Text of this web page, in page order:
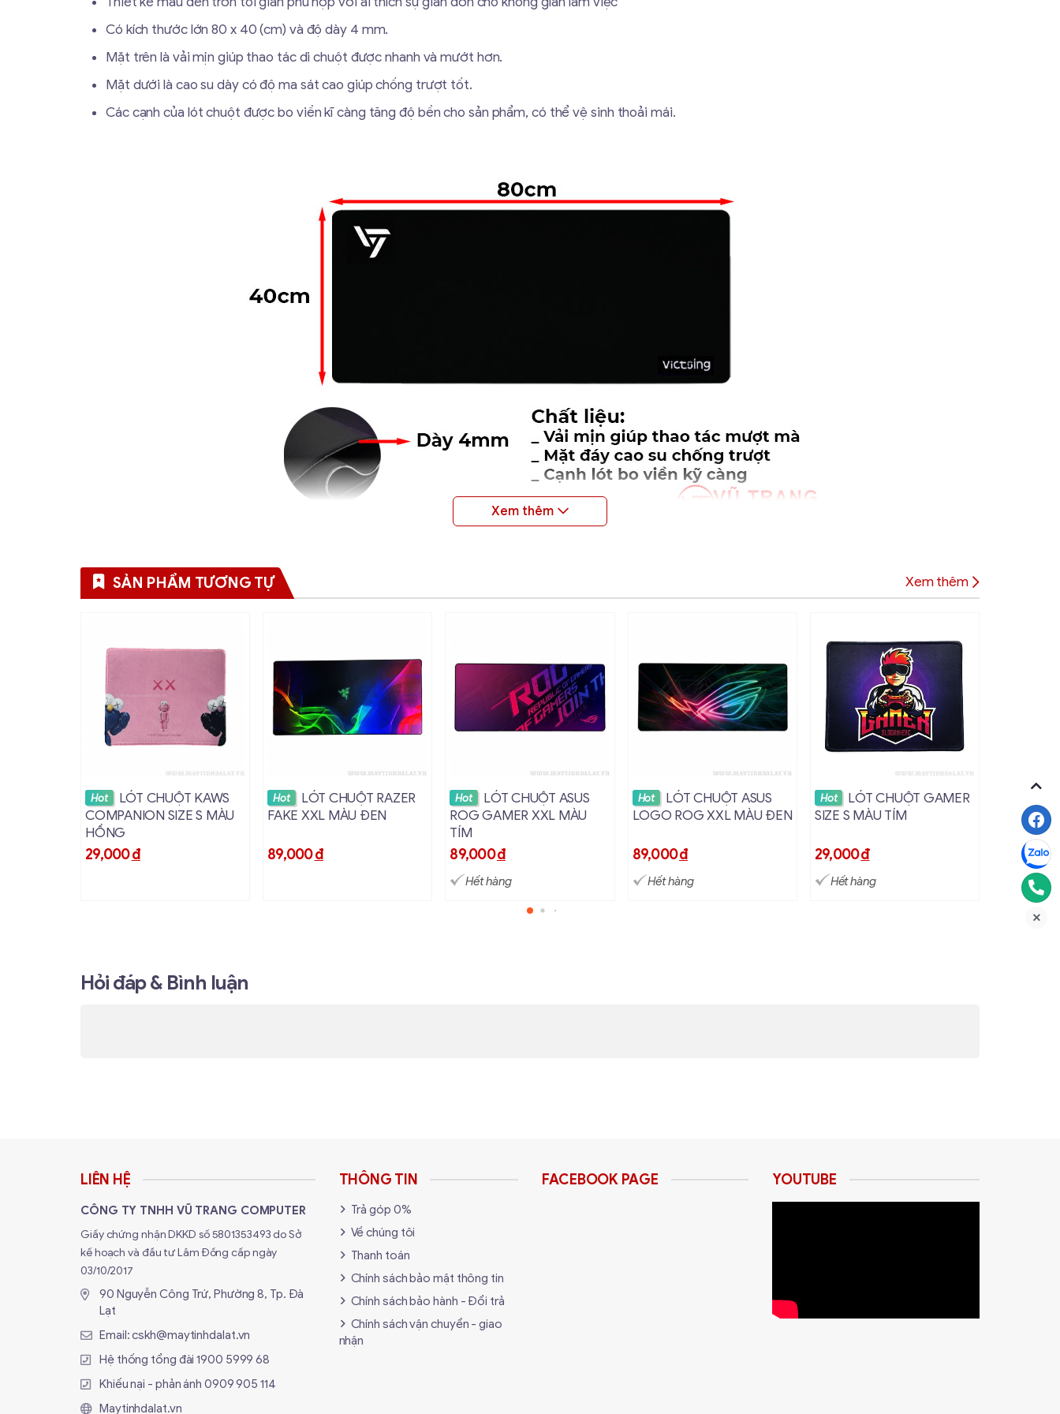
Có kích thước lớn 80 x 40 (cm) và độ dày 4 mm.
Mặt trên là vải mịn giúp thao tác di chuột được nhanh và mướt hơn.
Mặt dưới là cao su dày có độ ma sát cao giúp chống trượt tốt.
Các cạnh của lót chuột được bo viền kĩ càng tăng độ bền cho sản phẩm, có thể vệ sinh thoải mái.
SẢN PHẨM TƯƠNG TỰ Xem thêm
Xem chi tiết
Hot
LÓT CHUỘT KAWS
COMPANION SIZE S MÀU
HỒNG
29,000đ
Xem chi tiết
Hot
LÓT CHUỘT RAZER
FAKE XXL MÀU ĐEN
89,000đ
Xem chi tiết
Hot
LÓT CHUỘT ASUS
ROG GAMER XXL MÀU
TÍM
89,000đ
Hết hàng
Xem chi tiết
Hot
LÓT CHUỘT ASUS
LOGO ROG XXL MÀU ĐEN
89,000đ
Hết hàng
Xem chi tiết
Hot
LÓT CHUỘT GAMER
SIZE S MÀU TÍM
29,000đ
Hết hàng
29,000đ
Hết hàng
Hỏi đáp & Bình luận
LIÊN HỆ
CÔNG TY TNHH VŨ TRANG COMPUTER
Giấy chứng nhận DKKD số 5801353493 do Sở
kế hoạch và đầu tư Lâm Đồng cấp ngày
03/10/2017
90 Nguyễn Công Trứ, Phường 8, Tp. Đà
Lạt
Email:cskh@maytinhdalat.vn
Hệ thống tổng đài1900 5999 68
Khiếu nại - phản ánh 0909 905 114
Maytinhdalat.vn
THÔNG TIN
Trả góp 0%
Về chúng tôi
Thanh toán
Chính sách bảo mật thông tin
Chính sách bảo hành - Đổi trả
Chính sách vận chuyển - giao
nhận
FACEBOOK PAGE YOUTUBE